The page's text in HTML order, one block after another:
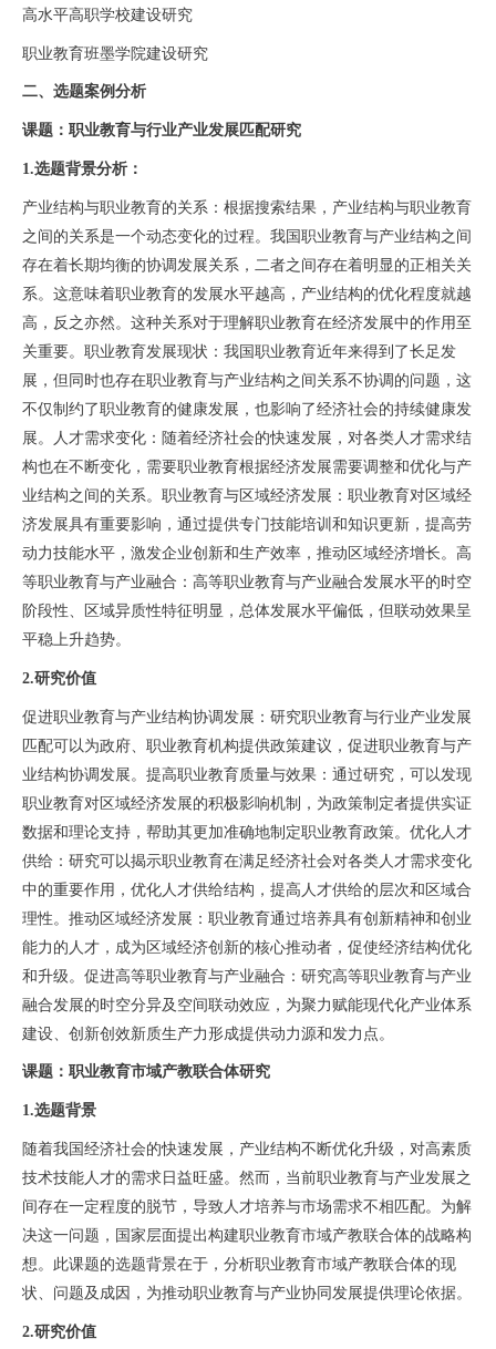
高水平高职学校建设研究
职业教育班墨学院建设研究
二、选题案例分析
课题：职业教育与行业产业发展匹配研究
1.选题背景分析：
产业结构与职业教育的关系：根据搜索结果，产业结构与职业教育
之间的关系是一个动态变化的过程。我国职业教育与产业结构之间
存在着长期均衡的协调发展关系，二者之间存在着明显的正相关关
系。这意味着职业教育的发展水平越高，产业结构的优化程度就越
高，反之亦然。这种关系对于理解职业教育在经济发展中的作用至
关重要。职业教育发展现状：我国职业教育近年来得到了长足发
展，但同时也存在职业教育与产业结构之间关系不协调的问题，这
不仅制约了职业教育的健康发展，也影响了经济社会的持续健康发
展。人才需求变化：随着经济社会的快速发展，对各类人才需求结
构也在不断变化，需要职业教育根据经济发展需要调整和优化与产
业结构之间的关系。职业教育与区域经济发展：职业教育对区域经
济发展具有重要影响，通过提供专门技能培训和知识更新，提高劳
动力技能水平，激发企业创新和生产效率，推动区域经济增长。高
等职业教育与产业融合：高等职业教育与产业融合发展水平的时空
阶段性、区域异质性特征明显，总体发展水平偏低，但联动效果呈
平稳上升趋势。
2.研究价值
促进职业教育与产业结构协调发展：研究职业教育与行业产业发展
匹配可以为政府、职业教育机构提供政策建议，促进职业教育与产
业结构协调发展。提高职业教育质量与效果：通过研究，可以发现
职业教育对区域经济发展的积极影响机制，为政策制定者提供实证
数据和理论支持，帮助其更加准确地制定职业教育政策。优化人才
供给：研究可以揭示职业教育在满足经济社会对各类人才需求变化
中的重要作用，优化人才供给结构，提高人才供给的层次和区域合
理性。推动区域经济发展：职业教育通过培养具有创新精神和创业
能力的人才，成为区域经济创新的核心推动者，促使经济结构优化
和升级。促进高等职业教育与产业融合：研究高等职业教育与产业
融合发展的时空分异及空间联动效应，为聚力赋能现代化产业体系
建设、创新创效新质生产力形成提供动力源和发力点。
课题：职业教育市域产教联合体研究
1.选题背景
随着我国经济社会的快速发展，产业结构不断优化升级，对高素质
技术技能人才的需求日益旺盛。然而，当前职业教育与产业发展之
间存在一定程度的脱节，导致人才培养与市场需求不相匹配。为解
决这一问题，国家层面提出构建职业教育市域产教联合体的战略构
想。此课题的选题背景在于，分析职业教育市域产教联合体的现
状、问题及成因，为推动职业教育与产业协同发展提供理论依据。
2.研究价值